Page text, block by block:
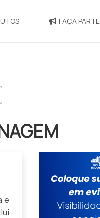
FAÇA PARTE
e